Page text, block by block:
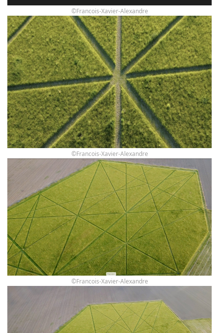
©Francois-Xavier-Alexandre
©Francois-Xavier-Alexandre
©Francois-Xavier-Alexandre